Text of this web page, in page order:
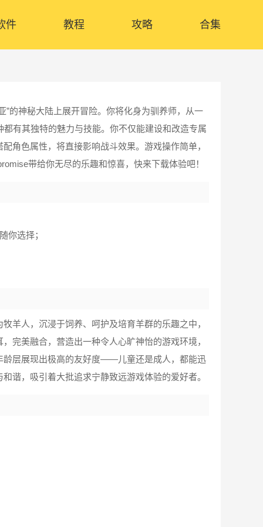
件 教程 攻略 合集
的神秘大陆上展开冒险。你将化身为驯养师，从一
有其独特的魅力与技能。你不仅能建设和改造专属
角色属性，将直接影响战斗效果。游戏操作简单，
带给你无尽的乐趣和惊喜，快来下载体验吧！
你选择；
羊人，沉浸于饲养、呵护及培育羊群的乐趣之中，
完美融合，营造出一种令人心旷神怡的游戏环境，
龄层展现出极高的友好度——儿童还是成人，都能迅
谐，吸引着大批追求宁静致远游戏体验的爱好者。